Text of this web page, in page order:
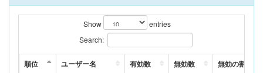
Show
entries
Search:
順位 ユーザー名 有効数 無効数 無効の割合